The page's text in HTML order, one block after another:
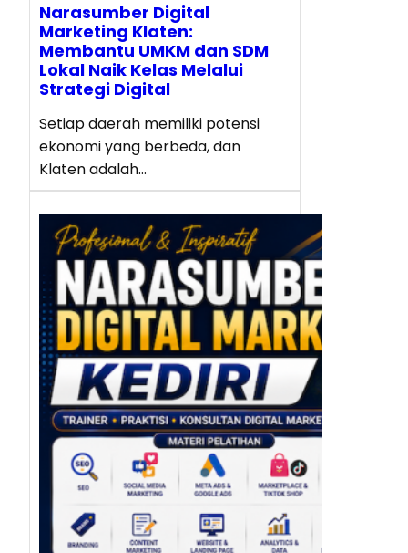
Narasumber Digital
Marketing Klaten:
Membantu UMKM dan SDM
Lokal Naik Kelas Melalui
Strategi Digital
Setiap daerah memiliki potensi
ekonomi yang berbeda, dan
Klaten adalah…